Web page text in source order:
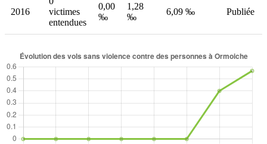
2016
victimes
entendues
0,00
‰
1,28
‰
6,09 ‰ Publiée